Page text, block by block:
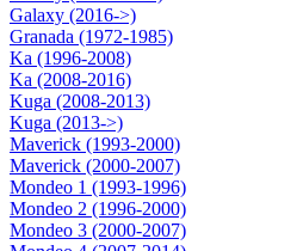
Galaxy (2016->)
Granada (1972-1985)
Ka (1996-2008)
Ka (2008-2016)
Kuga (2008-2013)
Kuga (2013->)
Maverick (1993-2000)
Maverick (2000-2007)
Mondeo 1 (1993-1996)
Mondeo 2 (1996-2000)
Mondeo 3 (2000-2007)